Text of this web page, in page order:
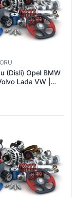
(Disli) Opel BMW
Lada VW |